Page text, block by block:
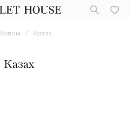
Ковры / Казах
Казах